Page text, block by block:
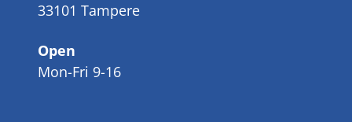
33101 Tampere
Open
Mon-Fri 9-16